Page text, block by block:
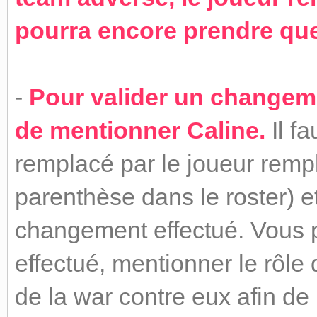
pourra encore prendre
- Pour valider un
de mentionner Caline. Il
remplacé par le joueur
parenthèse dans le roster)
changement effectué.
effectué, mentionner le
de la war contre eux afin